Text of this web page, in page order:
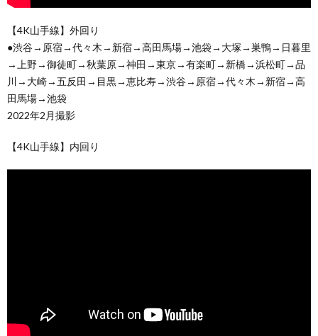
【4K山手線】外回り
●渋谷→原宿→代々木→新宿→高田馬場→池袋→大塚→巣鴨→日暮里
→上野→御徒町→秋葉原→神田→東京→有楽町→新橋→浜松町→品
川→大崎→五反田→目黒→恵比寿→渋谷→原宿→代々木→新宿→高
田馬場→池袋
2022年2月撮影
【4K山手線】内回り